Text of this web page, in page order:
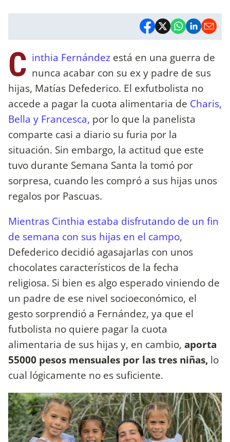
C inthia Fernández está en una guerra de
nunca acabar con su ex y padre de sus
hijas, Matías Defederico. El exfutbolista no
accede a pagar la cuota alimentaria de Charis,
Bella y Francesca, por lo que la panelista
comparte casi a diario su furia por la
situación. Sin embargo, la actitud que este
tuvo durante Semana Santa la tomó por
sorpresa, cuando les compró a sus hijas unos
regalos por Pascuas.
Mientras Cinthia estaba disfrutando de un fin
de semana con sus hijas en el campo,
Defederico decidió agasajarlas con unos
chocolates característicos de la fecha
religiosa. Si bien es algo esperado viniendo de
un padre de ese nivel socioeconómico, el
gesto sorprendió a Fernández, ya que el
futbolista no quiere pagar la cuota
alimentaria de sus hijas y, en cambio, aporta
55000 pesos mensuales por las tres niñas, lo
cual lógicamente no es suficiente.